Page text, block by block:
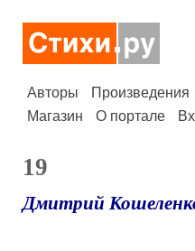
Авторы Произведения
Магазин
О портале
19
Дмитрий